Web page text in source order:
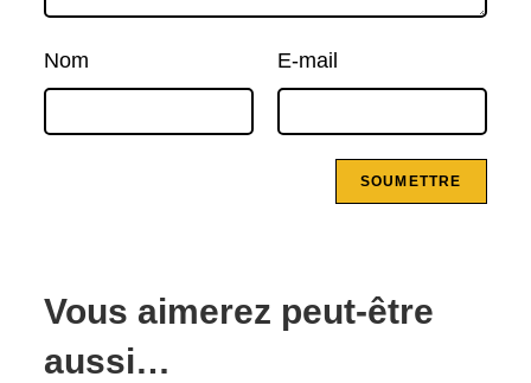
Nom E-mail
Vous aimerez peut-être
aussi…